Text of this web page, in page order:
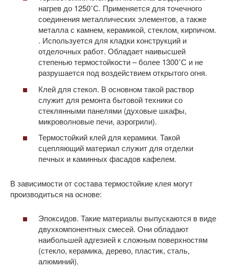
нагрев до 1250˚С. Применяется для точечного
соединения металлических элементов, а также
металла с камнем, керамикой, стеклом, кирпичом.
. Используется для кладки конструкций и
отделочных работ. Обладает наивысшей
степенью термостойкости – более 1300˚С и не
разрушается под воздействием открытого огня.
Клей для стекол. В основном такой раствор
служит для ремонта бытовой техники со
стеклянными панелями (духовые шкафы,
микроволновые печи, аэрогрили).
Термостойкий клей для керамики. Такой
сцепляющий материал служит для отделки
печных и каминных фасадов кафелем.
В зависимости от состава термостойкие клея могут
производиться на основе:
Эпоксидов. Такие материалы выпускаются в виде
двухкомпонентных смесей. Они обладают
наибольшей адгезией к сложным поверхностям
(стекло, керамика, дерево, пластик, сталь,
алюминий).